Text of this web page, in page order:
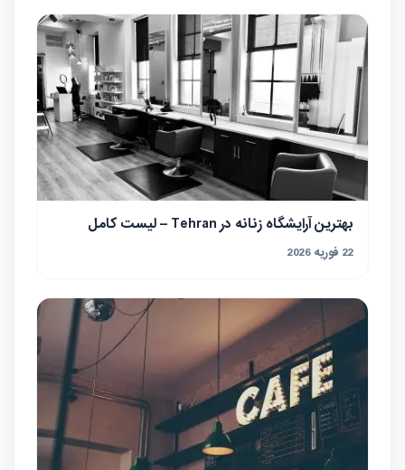
بهترین آرایشگاه زنانه در Tehran – لیست کامل
22 فوریه 2026